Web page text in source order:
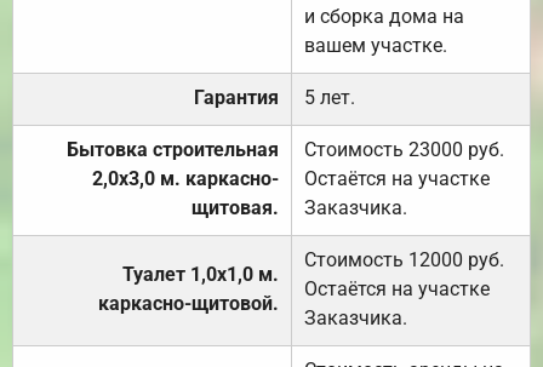
и сборка дома на
вашем участке.
Гарантия 5 лет.
Бытовка строительная
2,0х3,0 м. каркасно-
щитовая.
Стоимость 23000 руб.
Остаётся на участке
Заказчика.
Туалет 1,0х1,0 м.
каркасно-щитовой.
Стоимость 12000 руб.
Остаётся на участке
Заказчика.